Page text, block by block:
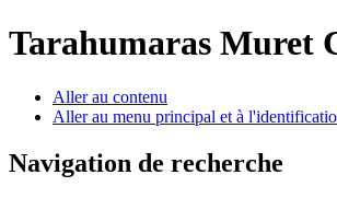
Tarahumaras Muret
Aller au contenu
Aller au menu principal et à
Navigation de recherche